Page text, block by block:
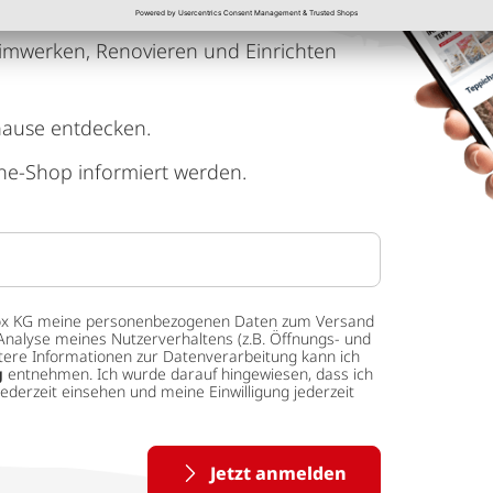
Renovieren und Einrichten
entdecken.
Shop informiert werden.
KG meine personenbezogenen Daten zum Versand
meines Nutzerverhaltens (z.B. Öffnungs- und
Informationen zur Datenverarbeitung kann ich
entnehmen. Ich wurde darauf hingewiesen, dass ich
einsehen und meine Einwilligung jederzeit
Jetzt anmelden